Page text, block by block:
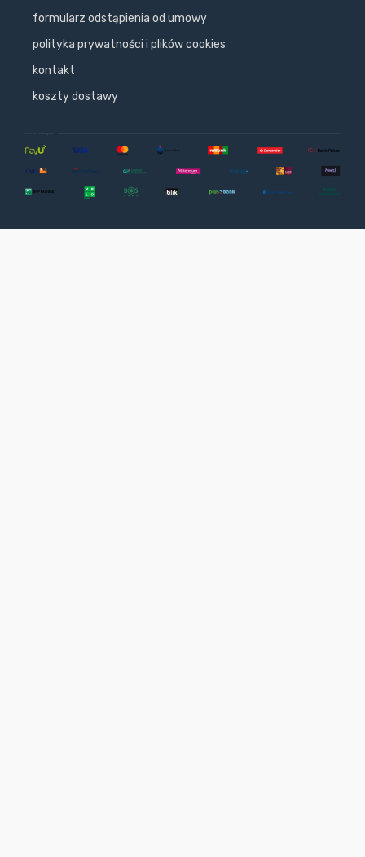
formularz odstąpienia od umowy
polityka prywatności i plików cookies
kontakt
koszty dostawy